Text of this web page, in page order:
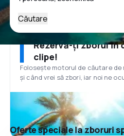
Căutare
Rezervă-ți zborul în
clipe!
Folosește motorul de căutare de
și când vrei să zbori, iar noi ne
Oferte speciale la zboruri